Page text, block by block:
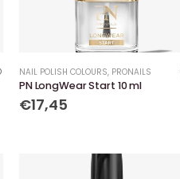
NAIL POLISH COLOURS, PRONAILS
PN LongWear Start 10 ml
€17,45